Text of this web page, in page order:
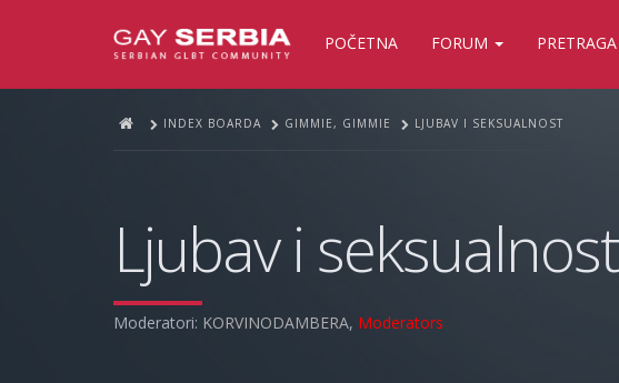
POČETNA FORUM PRETRAGA
INDEX BOARDA GIMMIE, GIMMIE LJUBAV I SEKSUALNOST
Ljubav i seksualnost
Moderatori: KORVINODAMBERA, Moderators